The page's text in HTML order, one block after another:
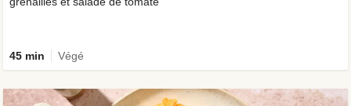
45 min Végé